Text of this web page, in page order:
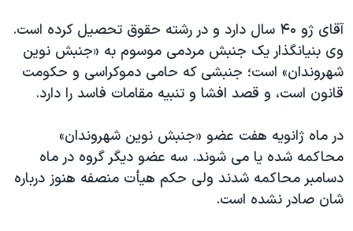
صفحه‌های ویژه
سفر پرزیدنت ترامپ به چین
آقای ژو ۴۰ سال دارد و در رشته حقوق تحصیل کرده است.
وی بنیانگذار یک جنبش مردمی موسوم به «جنبش نوین
شهروندان» است؛ جنبشی که حامی دموکراسی و حکومت
قانون است، و قصد افشا و تنبیه مقامات فاسد را دارد.
در ماه ژانویه هفت عضو «جنبش نوین شهروندان»
محاکمه شده یا می شوند. سه عضو دیگر گروه در ماه
دسامبر محاکمه شدند ولی حکم هیأت منصفه هنوز درباره
شان صادر نشده است.